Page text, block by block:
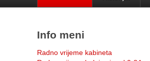
Info meni
Radno vrijeme kabineta